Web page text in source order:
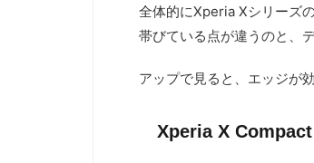
全体的にXperia Xシリーズ
帯びている点が違うのと、
アップで見ると、エッジが
Xperia X